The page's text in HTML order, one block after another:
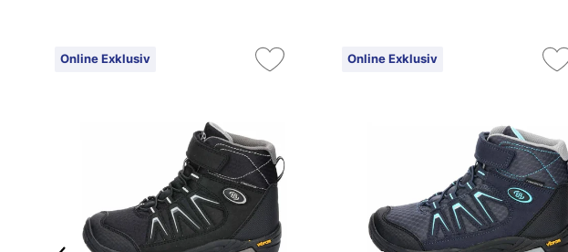
Online Exklusiv Online Exklusiv